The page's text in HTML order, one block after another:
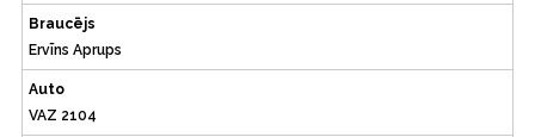
Braucējs
Ervīns Aprups
Auto
VAZ 2104